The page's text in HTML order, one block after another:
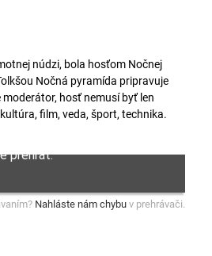
núdzi, bola hosťom Nočnej
Nočná pyramída pripravuje
moderátor, hosť nemusí byť len
film, veda, šport, technika.
Nahláste nám chybu v prehrávači.